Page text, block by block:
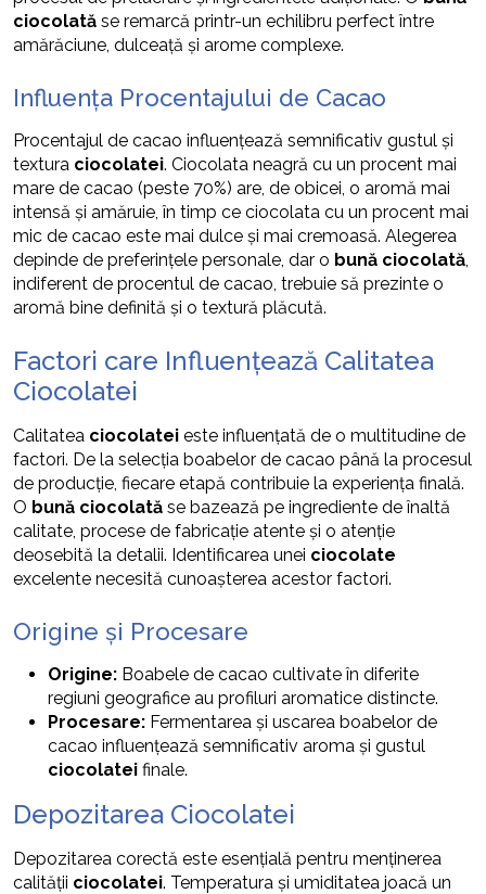
ciocolată se remarcă printr-un echilibru perfect între
amărăciune, dulceață și arome complexe.
Influența Procentajului de Cacao
Procentajul de cacao influențează semnificativ gustul și
textura ciocolatei. Ciocolata neagră cu un procent mai
mare de cacao (peste 70%) are, de obicei, o aromă mai
intensă și amăruie, în timp ce ciocolata cu un procent mai
mic de cacao este mai dulce și mai cremoasă. Alegerea
depinde de preferințele personale, dar o bună ciocolată
indiferent de procentul de cacao, trebuie să prezinte o
aromă bine definită și o textură plăcută.
Factori care Influențează Calitatea
Ciocolatei
Calitatea ciocolatei este influențată de o multitudine de
factori. De la selecția boabelor de cacao până la procesul
de producție, fiecare etapă contribuie la experiența finală.
O bună ciocolată se bazează pe ingrediente de înaltă
calitate, procese de fabricație atente și o atenție
deosebită la detalii. Identificarea unei ciocolate
excelente necesită cunoașterea acestor factori.
Origine și Procesare
Origine: Boabele de cacao cultivate în diferite
regiuni geografice au profiluri aromatice distincte.
Procesare: Fermentarea și uscarea boabelor de
cacao influențează semnificativ aroma și gustul
ciocolatei finale.
Depozitarea Ciocolatei
Depozitarea corectă este esențială pentru menținerea
calității ciocolatei. Temperatura și umiditatea joacă un